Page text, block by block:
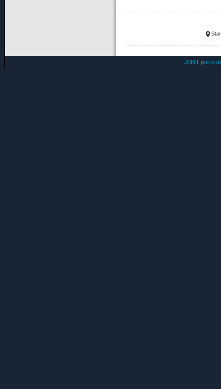
JSN Epic is